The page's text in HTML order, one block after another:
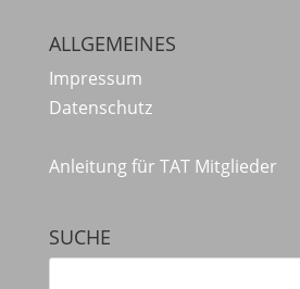
ALLGEMEINES
Impressum
Datenschutz
Anleitung für TAT Mitglieder
SUCHE